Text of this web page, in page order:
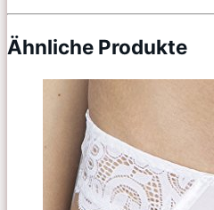
Ähnliche Produkte